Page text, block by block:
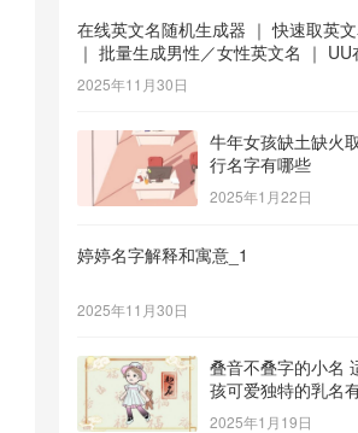
在线英文名随机生成器 ｜ 快速取英
｜ 批量生成男性／女性英文名 ｜ UU
具 _1
2025年11月30日
牛年女孩缺土缺火
行名字有哪些
2025年1月22日
婷婷名字解释和寓意_1
2025年11月30日
叠音不叠字的小名
孩可爱独特的乳名
2025年1月19日